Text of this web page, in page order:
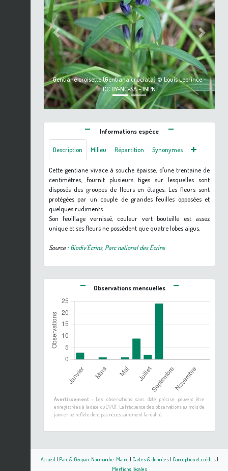
Gentiane croisette (Gentiana cruciata) © Louis Leprince -
CC BY-NC-SA - INPN
Previous Next
Informations espèce
Description Milieu Répartition Synonymes
Cette gentiane vivace à souche épaisse, d'une trentaine de
centimètres, fournit plusieurs tiges sur lesquelles sont
disposés des groupes de fleurs en étages. Les fleurs sont
protégées par un couple de grandes feuilles opposées et
quelques rudiments.
Son feuillage vernissé, couleur vert bouteille est assez
unique et ses fleurs ne possèdent que quatre lobes aigus.
Source : Biodiv'Écrins, Parc national des Écrins
Observations mensuelles
Avertissement :Les observations sans date précise peuvent être
enregistrées à la date du 01/01. La fréquence des observations au mois de
janvier ne reflète donc pas nécessairement la réalité.
Accueil | Parc & Géoparc Normandie-Maine | Cartes & données| Conception et crédits|
Mentions légales